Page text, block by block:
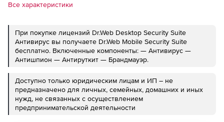
Все характеристики
При покупке лицензий Dr.Web Desktop Security Suite
Антивирус вы получаете Dr.Web Mobile Security Suite
бесплатно. Включенные компоненты: — Антивирус —
Антишпион — Антируткит — Брандмауэр.
Доступно только юридическим лицам и ИП – не
предназначено для личных, семейных, домашних и иных
нужд, не связанных с осуществлением
предпринимательской деятельности